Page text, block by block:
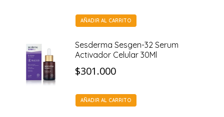
AÑADIR AL CARRITO
Sesderma Sesgen-32 Serum
Activador Celular 30Ml
$301.000
AÑADIR AL CARRITO